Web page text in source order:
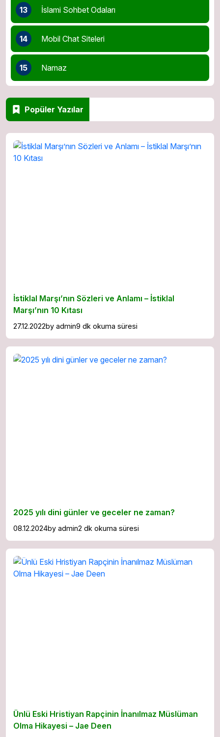
13 İslami Sohbet Odaları
14 Mobil Chat Siteleri
15 Namaz
Popüler Yazılar
İstiklal Marşı’nın Sözleri ve Anlamı – İstiklal
Marşı’nın 10 Kıtası
27.12.2022by admin9 dk okuma süresi
2025 yılı dini günler ve geceler ne zaman?
08.12.2024by admin2 dk okuma süresi
Ünlü Eski Hristiyan Rapçinin İnanılmaz Müslüman
Olma Hikayesi – Jae Deen